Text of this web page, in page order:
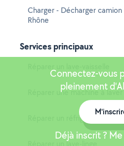
Charger - Décharger
Rhône
Services principaux
Réparer une machine à laver
Réparer un réfrigérateur
Réparer un lave-linge
Connectez-vous
pleinement
Déjà inscrit ?